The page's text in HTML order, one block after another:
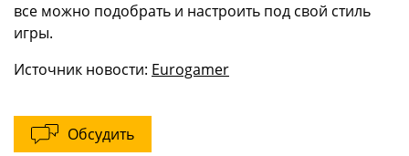
все можно подобрать и настроить под свой стиль
игры.
Источник новости: Eurogamer
Обсудить